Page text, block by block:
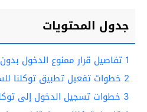
جدول المحتويات
1 تفاصيل قرار ممنوع الدخول
2 خطوات تفعيل تطبيق توكلنا
3 خطوات تسجيل الدخول إلى